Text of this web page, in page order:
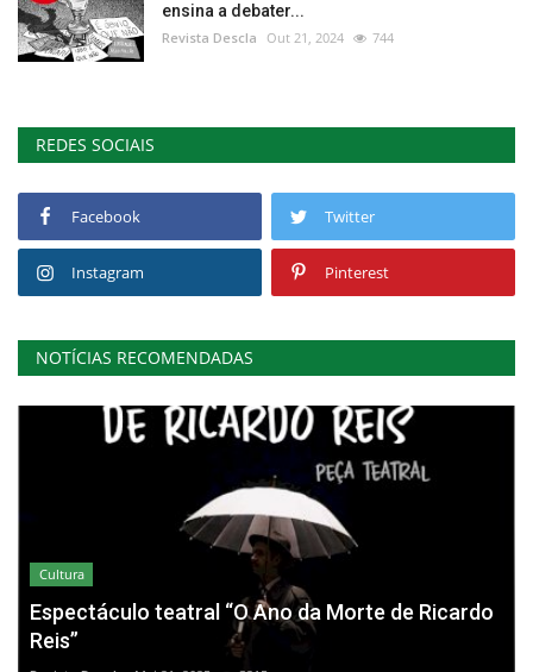
ensina a debater...
Revista Descla Out 21, 2024 744
REDES SOCIAIS
Facebook Twitter
Instagram Pinterest
NOTÍCIAS RECOMENDADAS
Cultura
Espectáculo teatral “O Ano da Morte de Ricardo
Reis”